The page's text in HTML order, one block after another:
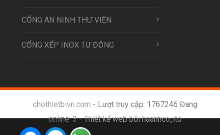
CỔNG AN NINH THƯ VIỆN
CỔNG XẾP INOX TỰ ĐỘNG
chothietbivn.com - Lượt truy cập: 1767246 Đang
online: 3 -Thiết kế web bởi haanhco.,ltd